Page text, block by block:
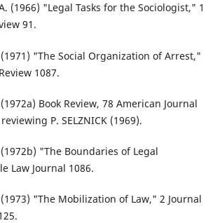
(1966) "Legal Tasks for the Sociologist," 1
91.
(1971) "The Social Organization of Arrest,"
1087.
(1972a) Book Review, 78 American Journal
P. SELZNICK (1969).
(1972b) "The Boundaries of Legal
Law Journal 1086.
(1973) "The Mobilization of Law," 2 Journal